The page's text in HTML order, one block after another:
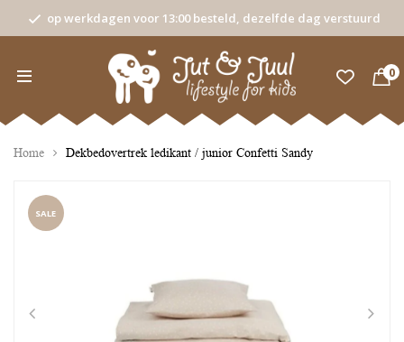
op werkdagen voor 13:00 besteld, dezelfde dag verstuurd
0
Home Dekbedovertrek ledikant / junior Confetti Sandy
SALE